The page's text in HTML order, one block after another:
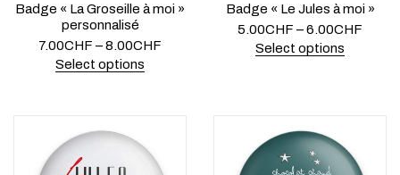
Badge « La Groseille à moi »
personnalisé
7.00CHF –8.00CHF
Select options
Badge « Le Jules à moi »
5.00CHF –6.00CHF
Select options